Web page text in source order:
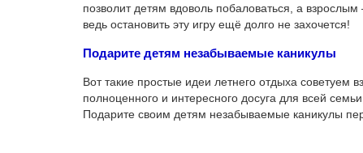
позволит детям вдоволь побаловаться, а
ведь остановить эту игру ещё долго не захочется!
Подарите детям незабываемые каникулы
Вот такие простые идеи летнего отдыха советуем
полноценного и интересного досуга для всей
Подарите своим детям незабываемые каникулы